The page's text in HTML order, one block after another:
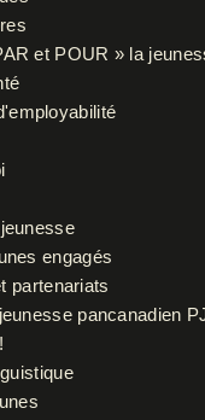
et POUR » la
engagés
partenariats
pancanadien